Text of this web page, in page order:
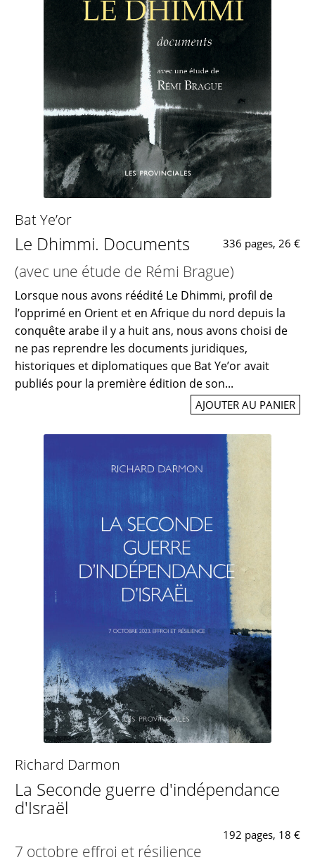
Bat Ye’or
Le Dhimmi. Documents 336 pages, 26 €
(avec une étude de Rémi Brague)
Lorsque nous avons réédité Le Dhimmi, profil de
l’opprimé en Orient et en Afrique du nord depuis la
conquête arabe il y a huit ans, nous avons choisi de
ne pas reprendre les documents juridiques,
historiques et diplomatiques que Bat Ye’or avait
publiés pour la première édition de son...
AJOUTER AU PANIER
Richard Darmon
La Seconde guerre d'indépendance
d'Israël
192 pages, 18 €
7 octobre effroi et résilience